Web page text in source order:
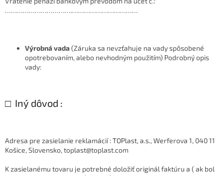
…………………………….……………………………
Výrobná vada(Záruka sa nevzťahuje na vady spôsobené
opotrebovaním, alebo nevhodným použitím) Podrobný opis
vady:
□ Iný dôvod :
Adresa pre zasielanie reklamácií : TOPlast, a.s., Werferova 1, 040 11
Košice, Slovensko, toplast@toplast.com
K zasielanému tovaru je potrebné doložiť originál faktúru a ( ak bol